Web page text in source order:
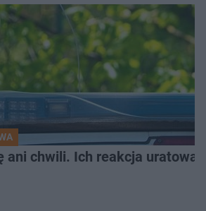
ani chwili. Ich reakcja